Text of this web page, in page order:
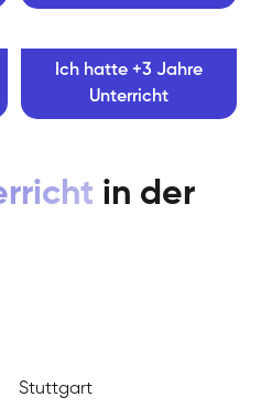
Ich hatte +3 Jahre
Unterricht
in der
Stuttgart